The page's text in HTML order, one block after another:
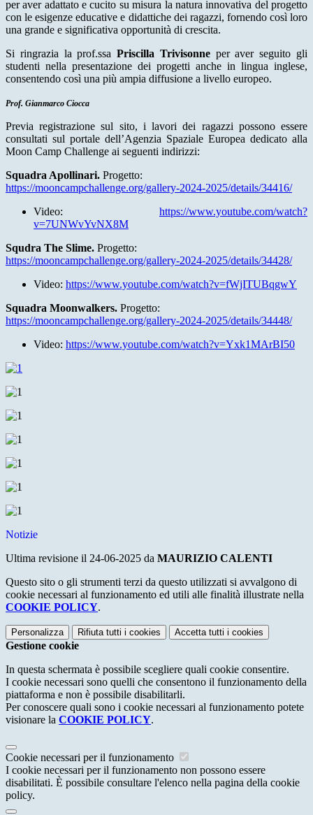
per aver adattato e cucito su misura la natura innovativa del progetto
con le esigenze educative e didattiche dei ragazzi, fornendo così loro
una grande e significativa opportunità di crescita.
Si ringrazia la prof.ssaPriscilla Trivisonneper aver seguito gli
studenti nella presentazione dei progetti anche in lingua inglese,
consentendo così una più ampia diffusione a livello europeo.
Prof. Gianmarco Ciocca
Previa registrazione sul sito, i lavori dei ragazzi possono essere
consultati sul portale dell’Agenzia Spaziale Europea dedicato alla
Moon Camp Challenge ai seguenti indirizzi:
Squadra Apollinari. Progetto:
https://mooncampchallenge.org/gallery-2024-2025/details/34416/
Video: https://www.youtube.com/watch?
v=7UNWvYvNX8M
Squdra The Slime. Progetto:
https://mooncampchallenge.org/gallery-2024-2025/details/34428/
Video: https://www.youtube.com/watch?v=fWjITUBqgwY
Squadra Moonwalkers. Progetto:
https://mooncampchallenge.org/gallery-2024-2025/details/34448/
Video: https://www.youtube.com/watch?v=Yxk1MArBI50
Notizie
Ultima revisione il 24-06-2025 da MAURIZIO CALENTI
Questo sito o gli strumenti terzi da questo utilizzati si avvalgono di
cookie necessari al funzionamento ed utili alle finalità illustrate nella
COOKIE POLICY.
Personalizza Rifiuta tutti i cookies Accetta tutti i cookies
Gestione cookie
In questa schermata è possibile scegliere quali cookie consentire.
I cookie necessari sono quelli che consentono il funzionamento della
piattaforma e non è possibile disabilitarli.
Per conoscere quali sono i cookie necessari al funzionamento potete
visionare la COOKIE POLICY.
Cookie necessari per il funzionamento
I cookie necessari per il funzionamento non possono essere
disabilitati. È possibile consultare l'elenco nella pagina della cookie
policy.